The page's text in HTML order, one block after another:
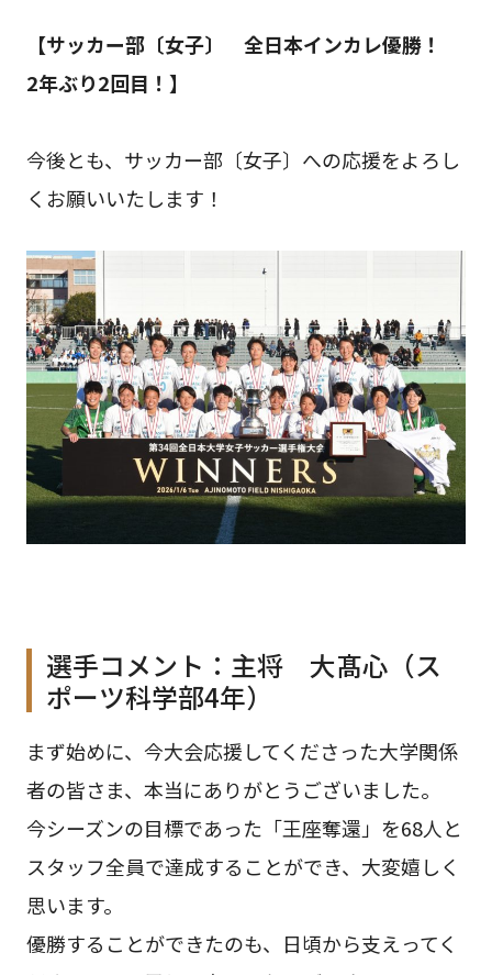
【サッカー部〔女子〕 全日本インカレ優勝！
2年ぶり2回目！ 】
今後とも、サッカー部〔女子〕への応援をよろし
くお願いいたします！
選手コメント：主将 大髙心（ス
ポーツ科学部4年）
まず始めに、今大会応援してくださった大学関係
者の皆さま、本当にありがとうございました。
今シーズンの目標であった「王座奪還」を68人と
スタッフ全員で達成することができ、大変嬉しく
思います。
優勝することができたのも、日頃から支えってく